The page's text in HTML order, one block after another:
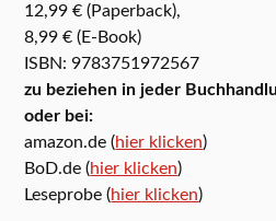
12,99 € (Paperback),
8,99 € (E-Book)
ISBN: 9783751972567
zu beziehen in jeder
oder bei:
amazon.de (hier klicken)
BoD.de (hier klicken)
Leseprobe (hier klicken)